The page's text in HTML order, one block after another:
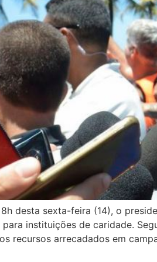
desta sexta-feira (14), o
para instituições de caridade.
recursos arrecadados em